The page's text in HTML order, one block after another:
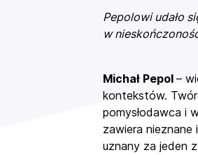
Pepolowi udało
w
Michał Pepol –
kontekstów.
pomysłodawca i
zawiera nieznane
uznany za jeden